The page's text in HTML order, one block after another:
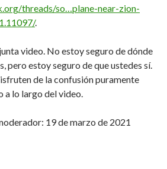
threads/so…plane-near-zion-
.
video. No estoy seguro de dónde
pero estoy seguro de que ustedes sí.
de la confusión puramente
a lo largo del video.
19 de marzo de 2021